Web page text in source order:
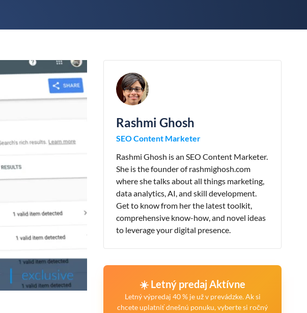
Rashmi Ghosh
SEO Content Marketer
Rashmi Ghosh is an SEO Content Marketer.
She is the founder of rashmighosh.com
where she talks about all things marketing,
data analytics, AI, and skill development.
Get to know from her the latest toolkit,
comprehensive know-how, and novel ideas
to leverage your digital presence.
☀️ Letný predaj Aktívne
Letný výpredaj 40 % je už v prevádzke. Ak si
chcete uplatniť dnešnú ponuku, vyberte si ročný